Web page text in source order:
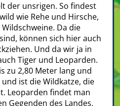
der unsrigen. So findest
wie Rehe und Hirsche,
Da die
können sich hier auch
Und da wir ja in
Tiger und Leoparden.
zu 2,80 Meter lang und
ist die Wildkatze, die
Leoparden findet man
Gegenden des Landes.